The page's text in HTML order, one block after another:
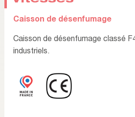
Caisson de désenfumage
Caisson de désenfumage classé
industriels.